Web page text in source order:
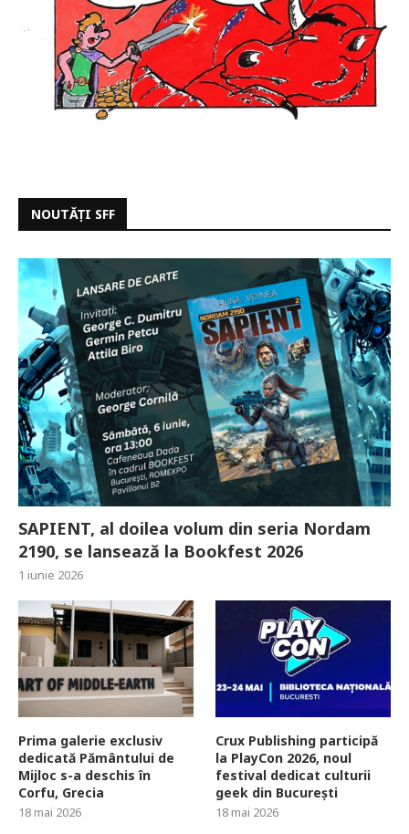
NOUTĂȚI SFF
SAPIENT, al doilea volum din seria Nordam
2190, se lansează la Bookfest 2026
1 iunie 2026
Prima galerie exclusiv
dedicată Pământului de
Mijloc s-a deschis în
Corfu, Grecia
18 mai 2026
Crux Publishing participă
la PlayCon 2026, noul
festival dedicat culturii
geek din București
18 mai 2026